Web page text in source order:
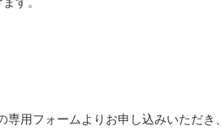
用フォームよりお申し込みいただき、